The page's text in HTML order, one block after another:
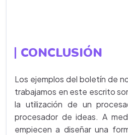
CONCLUSIÓN
Los ejemplos del boletín de
trabajamos en este escrito
la utilización de un
procesador de ideas. A
empiecen a diseñar una